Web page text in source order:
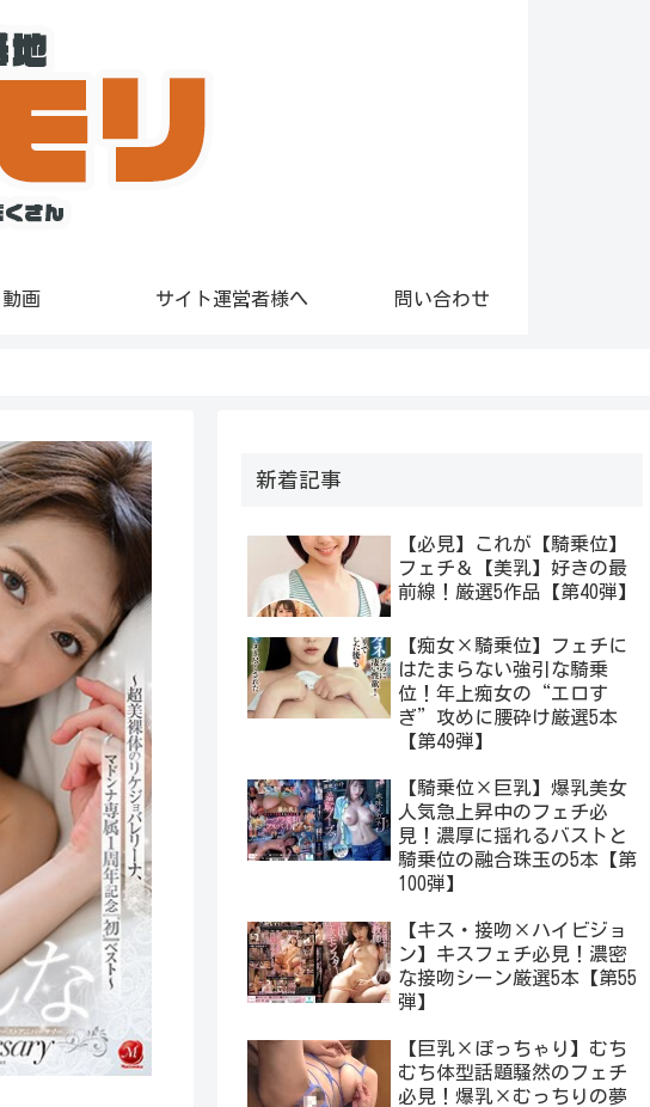
動画 サイト運営者様へ 問い合わせ
新着記事
【必見】これが【騎乗位】
フェチ＆【美乳】好きの最
前線！厳選5作品【第40弾】
【痴女×騎乗位】フェチに
はたまらない強引な騎乗
位！年上痴女の“エロす
ぎ”攻めに腰砕け厳選5本
【第49弾】
【騎乗位×巨乳】爆乳美女
人気急上昇中のフェチ必
見！濃厚に揺れるバストと
騎乗位の融合珠玉の5本【第
100弾】
【キス・接吻×ハイビジョ
ン】キスフェチ必見！濃密
な接吻シーン厳選5本【第55
弾】
【巨乳×ぽっちゃり】むち
むち体型話題騒然のフェチ
必見！爆乳×むっちりの夢